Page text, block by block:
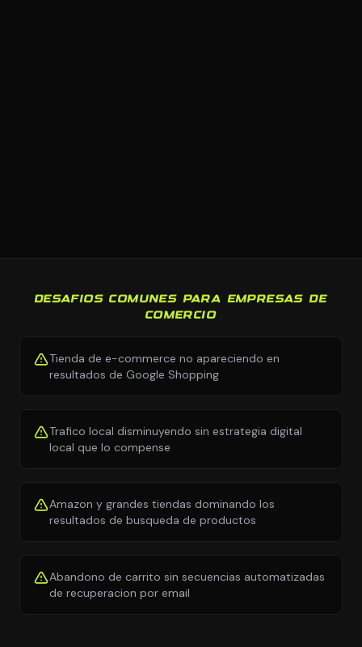
DESAFIOS COMUNES PARA EMPRESAS DE
COMERCIO
Tienda de e-commerce no apareciendo en
resultados de Google Shopping
Trafico local disminuyendo sin estrategia digital
local que lo compense
Amazon y grandes tiendas dominando los
resultados de busqueda de productos
Abandono de carrito sin secuencias automatizadas
de recuperacion por email